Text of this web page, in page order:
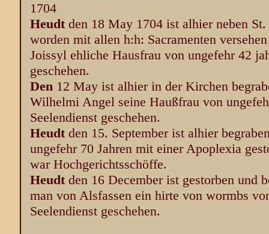
1704
Heudt den 18 May 1704 ist alhier neben
worden mit allen h:h: Sacramenten
Joissyl ehliche Hausfrau von ungefehr 42
geschehen.
Den 12 May ist alhier in der Kirchen
Wilhelmi Angel seine Haußfrau von
Seelendienst geschehen.
Heudt den 15. September ist alhier
ungefehr 70 Jahren mit einer Apoplexia
war Hochgerichtsschöffe.
Heudt den 16 December ist gestorben und
man von Alsfassen ein hirte von wormbs
Seelendienst geschehen.